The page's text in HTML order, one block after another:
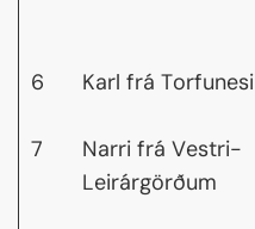
6 Karl frá Torfunesi
7
Narri frá Vestri-
Leirárgörðum